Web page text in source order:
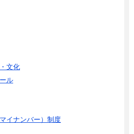
文化
ル
イナンバー）制度